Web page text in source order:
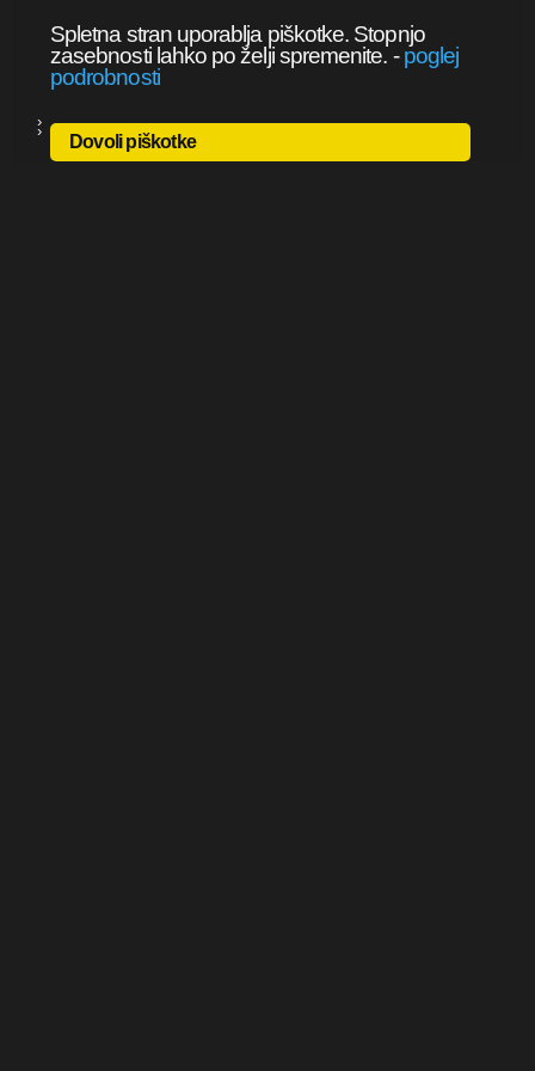
Spletna stran uporablja piškotke. Stopnjo
zasebnosti lahko po želji spremenite. -poglej
podrobnosti
Dovoli piškotke